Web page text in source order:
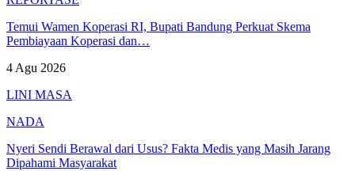
Temui Wamen Koperasi RI, Bupati Bandung Perkuat Skema
Pembiayaan Koperasi dan…
4 Agu 2026
LINI MASA
NADA
Nyeri Sendi Berawal dari Usus? Fakta Medis yang Masih Jarang
Dipahami Masyarakat